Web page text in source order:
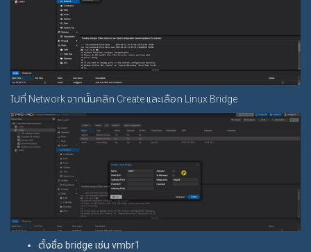
ไปที่ Network จากนั้นคลิก Create และเลือก Linux Bridge
ตั้งชื่อ bridge เช่น vmbr1